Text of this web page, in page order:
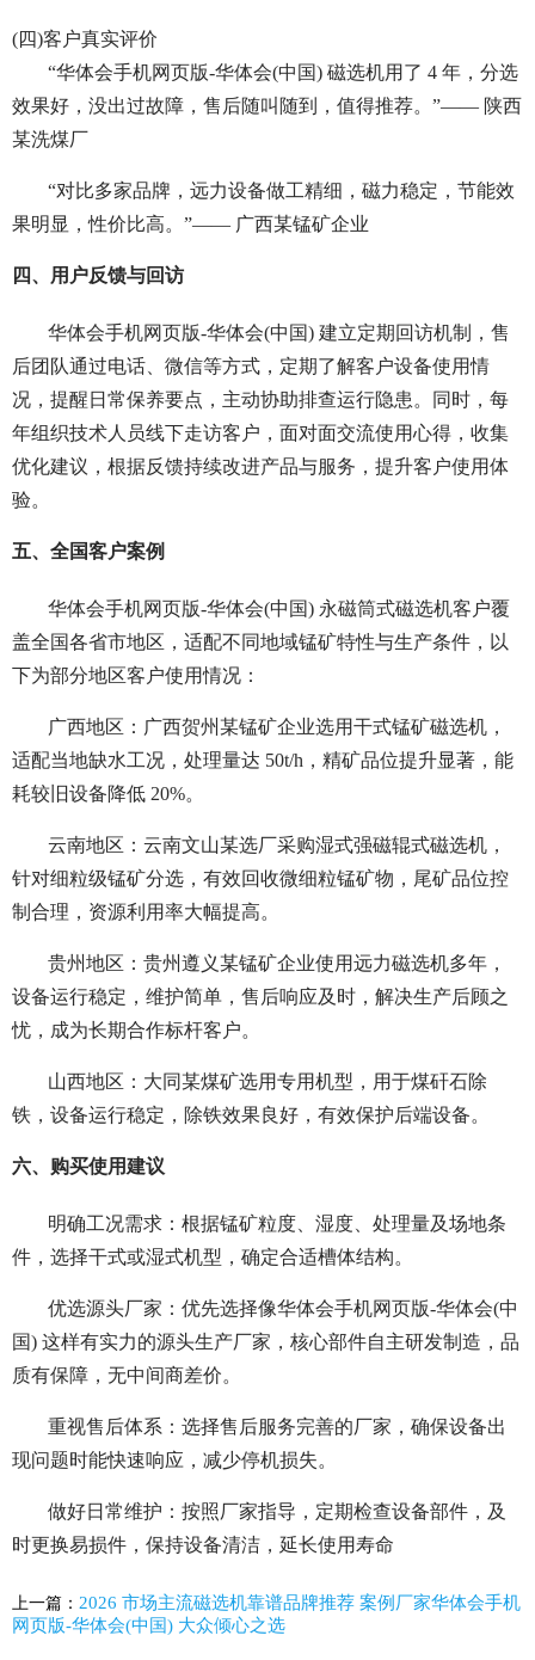
(四)客户真实评价
“华体会手机网页版-华体会(中国) 磁选机用了 4 年，分选
效果好，没出过故障，售后随叫随到，值得推荐。”—— 陕西
某洗煤厂
“对比多家品牌，远力设备做工精细，磁力稳定，节能效
果明显，性价比高。”—— 广西某锰矿企业
四、用户反馈与回访
华体会手机网页版-华体会(中国) 建立定期回访机制，售
后团队通过电话、微信等方式，定期了解客户设备使用情
况，提醒日常保养要点，主动协助排查运行隐患。同时，每
年组织技术人员线下走访客户，面对面交流使用心得，收集
优化建议，根据反馈持续改进产品与服务，提升客户使用体
验。
五、全国客户案例
华体会手机网页版-华体会(中国) 永磁筒式磁选机客户覆
盖全国各省市地区，适配不同地域锰矿特性与生产条件，以
下为部分地区客户使用情况：
广西地区：广西贺州某锰矿企业选用干式锰矿磁选机，
适配当地缺水工况，处理量达 50t/h，精矿品位提升显著，能
耗较旧设备降低 20%。
云南地区：云南文山某选厂采购湿式强磁辊式磁选机，
针对细粒级锰矿分选，有效回收微细粒锰矿物，尾矿品位控
制合理，资源利用率大幅提高。
贵州地区：贵州遵义某锰矿企业使用远力磁选机多年，
设备运行稳定，维护简单，售后响应及时，解决生产后顾之
忧，成为长期合作标杆客户。
山西地区：大同某煤矿选用专用机型，用于煤矸石除
铁，设备运行稳定，除铁效果良好，有效保护后端设备。
六、购买使用建议
明确工况需求：根据锰矿粒度、湿度、处理量及场地条
件，选择干式或湿式机型，确定合适槽体结构。
优选源头厂家：优先选择像华体会手机网页版-华体会(中
国) 这样有实力的源头生产厂家，核心部件自主研发制造，品
质有保障，无中间商差价。
重视售后体系：选择售后服务完善的厂家，确保设备出
现问题时能快速响应，减少停机损失。
做好日常维护：按照厂家指导，定期检查设备部件，及
时更换易损件，保持设备清洁，延长使用寿命
上一篇： 2026 市场主流磁选机靠谱品牌推荐 案例厂家华体会手机
网页版-华体会(中国) 大众倾心之选